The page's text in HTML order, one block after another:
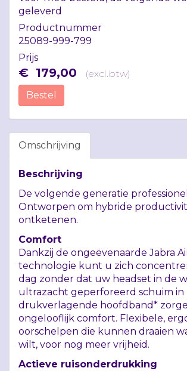
geleverd
Productnummer
25089-999-799
Prijs
€ 179,00 (excl.btw)
Bestel
Omschrijving
Beschrijving
De volgende generatie
Ontworpen om hybride
ontketenen.
Comfort
Dankzij de ongeëvenaarde Jabra
technologie kunt u zich
dag zonder dat uw headset in de
ultrazacht geperforeerd schuim in
drukverlagende hoofdband*
ongelooflijk comfort. Flexibele,
oorschelpen die kunnen draaien
wilt, voor nog meer vrijheid.
Actieve ruisonderdrukking